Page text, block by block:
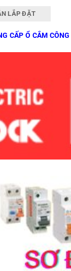
LẮP ĐẶT
CẤP Ổ CẮM